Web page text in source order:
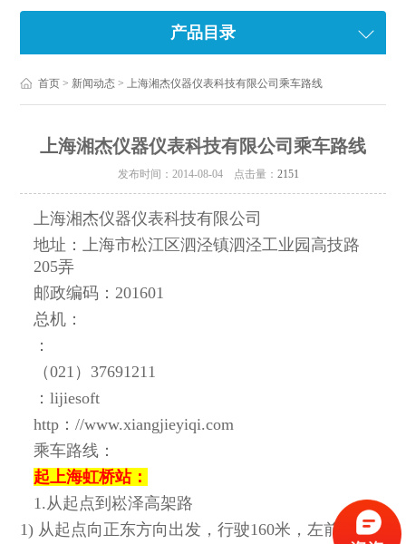
产品目录
首页 > 新闻动态 > 上海湘杰仪器仪表科技有限公司乘车路线
上海湘杰仪器仪表科技有限公司乘车路线
发布时间：2014-08-04 点击量： 2151
上海湘杰仪器仪表科技有限公司
地址：上海市松江区泗泾镇泗泾工业园高技路
205弄
邮政编码：201601
总机：
：
（021）37691211
：lijiesoft
http ：//www.xiangjieyiqi.com
乘车路线：
起上海虹桥站：
1.从起点到崧泽高架路
1) 从起点向正东方向出发，行驶160米，左前方转